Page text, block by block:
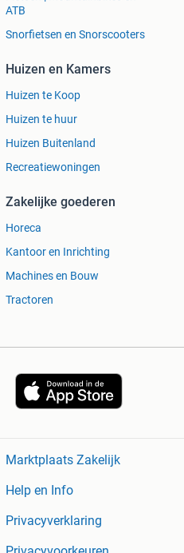
ATB
Snorfietsen en Snorscooters
Huizen en Kamers
Huizen te Koop
Huizen te huur
Huizen Buitenland
Recreatiewoningen
Zakelijke goederen
Horeca
Kantoor en Inrichting
Machines en Bouw
Tractoren
Marktplaats Zakelijk
Help en Info
Privacyverklaring